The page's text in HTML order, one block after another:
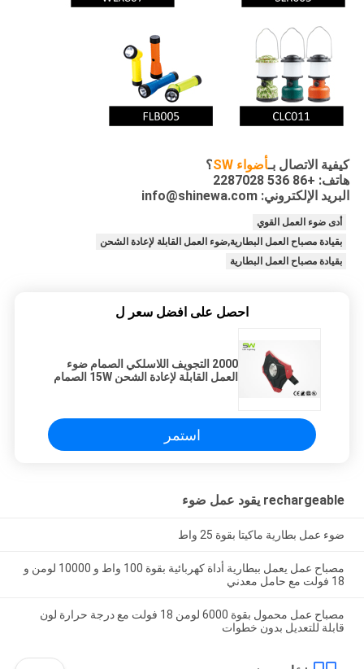
كيفية الاتصال بـأضواء SW
؟
هاتف: +86 536 2287028
البريد الإلكتروني: info@shinewa.com
أدى ضوء العمل القوي
بقيادة مصباح العمل البطارية,ضوء العمل القابلة لإعادة الشحن
بقيادة مصباح العمل البطارية
احصل على افضل سعر ل
2000 التجويف اللاسلكي الصمام ضوء
العمل القابلة لإعادة الشحن 15W الصمام
استمر
rechargeable يقود عمل ضوء
ضوء عمل بطارية ماكيتا بقوة 25 واط
مصباح عمل يعمل ببطارية أداة كهربائية بقوة 100 واط و 10000 لومن و
18 فولت مع حامل معدني
مصباح عمل محمول بقوة 6000 لومن 18 فولت مع درجة حرارة لون
قابلة للتعديل بدون خطوات